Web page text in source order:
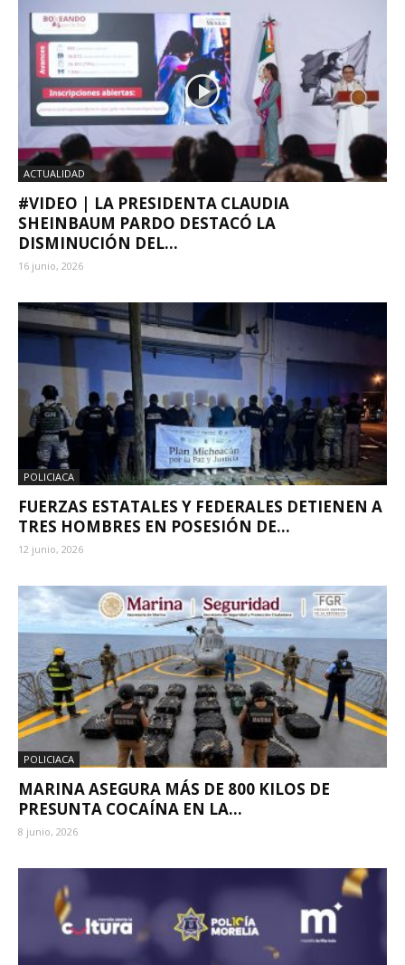
ACTUALIDAD
#VIDEO | LA PRESIDENTA CLAUDIA
SHEINBAUM PARDO DESTACÓ LA
DISMINUCIÓN DEL...
16 junio, 2026
POLICIACA
FUERZAS ESTATALES Y FEDERALES DETIENEN A
TRES HOMBRES EN POSESIÓN DE...
12 junio, 2026
POLICIACA
MARINA ASEGURA MÁS DE 800 KILOS DE
PRESUNTA COCAÍNA EN LA...
8 junio, 2026